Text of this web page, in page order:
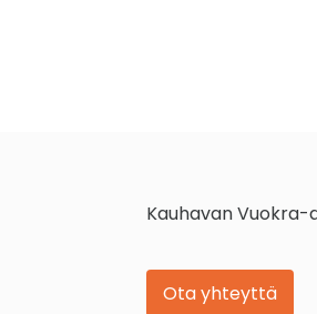
Kauhavan Vuokra-
Ota yhteyttä